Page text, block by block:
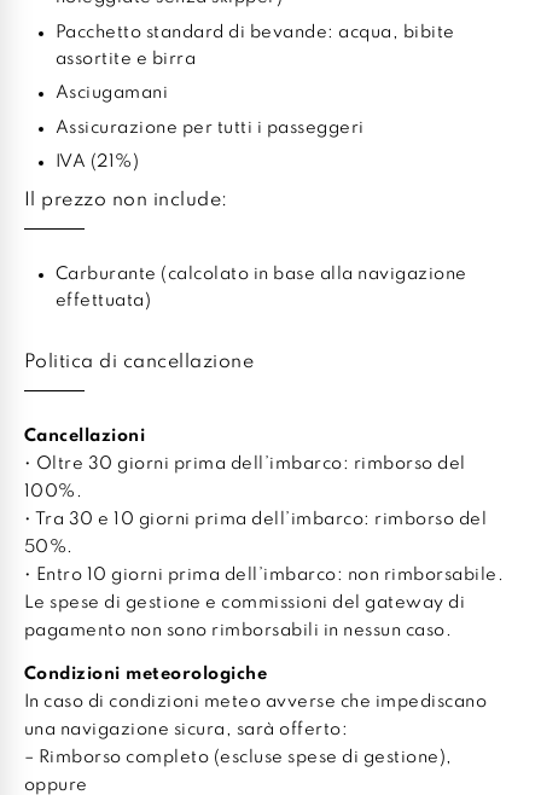
Pacchetto standard di bevande: acqua, bibite
assortite e birra
Asciugamani
Assicurazione per tutti i passeggeri
IVA (21%)
Il prezzo non include:
Carburante (calcolato in base alla navigazione
effettuata)
Politica di cancellazione
Cancellazioni
• Oltre 30 giorni prima dell’imbarco: rimborso del
100%.
• Tra 30 e 10 giorni prima dell’imbarco: rimborso del
50%.
• Entro 10 giorni prima dell’imbarco: non rimborsabile.
Le spese di gestione e commissioni del gateway di
pagamento non sono rimborsabili in nessun caso.
Condizioni meteorologiche
In caso di condizioni meteo avverse che impediscano
una navigazione sicura, sarà offerto:
– Rimborso completo (escluse spese di gestione),
oppure